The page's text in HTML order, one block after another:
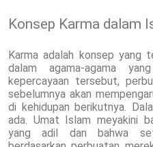
Konsep Karma dalam
Karma adalah konsep yang
dalam agama-agama
kepercayaan tersebut,
sebelumnya akan
di kehidupan berikutnya.
ada. Umat Islam meyakini
yang adil dan bahwa